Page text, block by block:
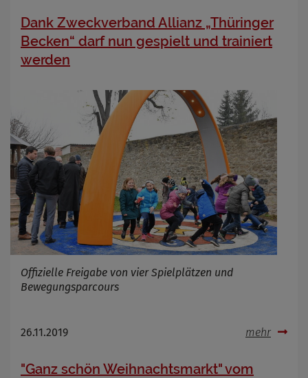
Dank Zweckverband Allianz „Thüringer
Becken“ darf nun gespielt und trainiert
werden
Offizielle Freigabe von vier Spielplätzen und
Bewegungsparcours
26.11.2019 mehr
"Ganz schön Weihnachtsmarkt" vom